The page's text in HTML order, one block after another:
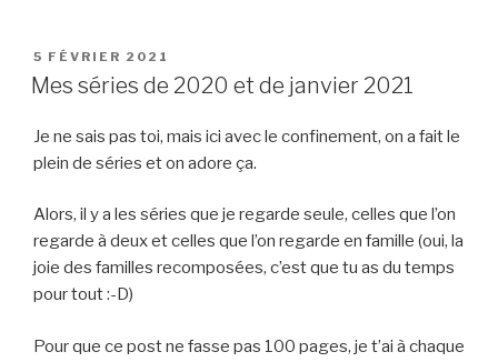
PUBLIÉ
LE
5 FÉVRIER 2021
Mes séries de 2020 et de janvier 2021
Je ne sais pas toi, mais ici avec le confinement, on a fait le
plein de séries et on adore ça.
Alors, il y a les séries que je regarde seule, celles que l’on
regarde à deux et celles que l’on regarde en famille (oui, la
joie des familles recomposées, c’est que tu as du temps
pour tout :-D)
Pour que ce post ne fasse pas 100 pages, je t’ai à chaque